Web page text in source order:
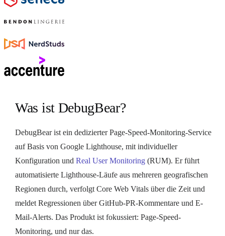
Was ist DebugBear?
DebugBear ist ein dedizierter Page-Speed-Monitoring-Service
auf Basis von Google Lighthouse, mit individueller
Konfiguration und Real User Monitoring (RUM). Er führt
automatisierte Lighthouse-Läufe aus mehreren geografischen
Regionen durch, verfolgt Core Web Vitals über die Zeit und
meldet Regressionen über GitHub-PR-Kommentare und E-
Mail-Alerts. Das Produkt ist fokussiert: Page-Speed-
Monitoring, und nur das.